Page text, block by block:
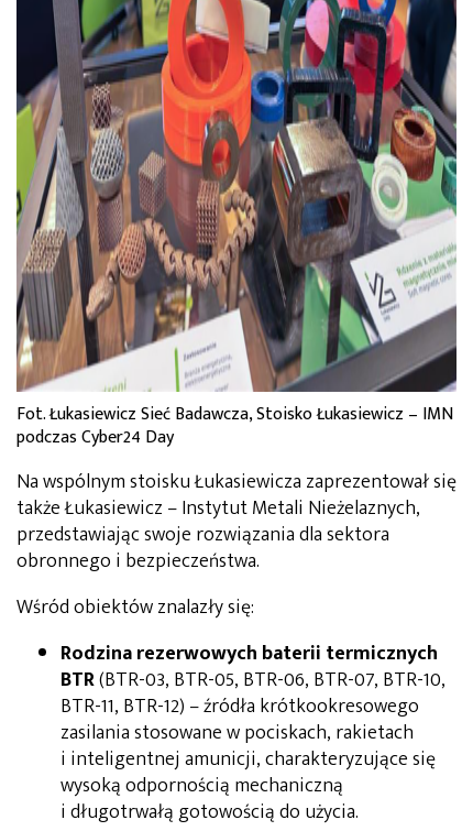
Fot. Łukasiewicz Sieć Badawcza, Stoisko Łukasiewicz – IMN
podczas Cyber24 Day
Na wspólnym stoisku Łukasiewicza zaprezentował się
także Łukasiewicz – Instytut Metali Nieżelaznych,
przedstawiając swoje rozwiązania dla sektora
obronnego i bezpieczeństwa.
Wśród obiektów znalazły się:
Rodzina rezerwowych baterii termicznych
BTR(BTR-03, BTR-05, BTR-06, BTR-07, BTR-10,
BTR-11, BTR-12) – źródła krótkookresowego
zasilania stosowane w pociskach, rakietach
i inteligentnej amunicji, charakteryzujące się
wysoką odpornością mechaniczną
i długotrwałą gotowością do użycia.